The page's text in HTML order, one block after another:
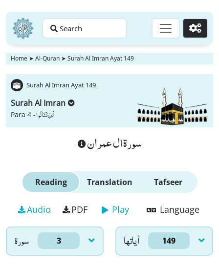
Search Go
Home ➤ Al-Quran ➤ Surah Al Imran Ayat 149
Surah Al Imran Ayat 149
Surah Al Imran
Para 4 -لَنْ تَنَالُوا
سورة ال عمران
Reading Translation Tafseer
Audio PDF Play Language
سورۃ 3 اٰياتها 149